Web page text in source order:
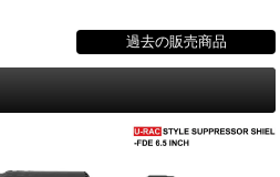
過去の販売商品